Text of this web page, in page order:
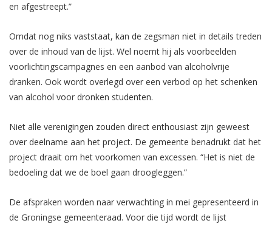
en afgestreept.”
Omdat nog niks vaststaat, kan de zegsman niet in details treden
over de inhoud van de lijst. Wel noemt hij als voorbeelden
voorlichtingscampagnes en een aanbod van alcoholvrije
dranken. Ook wordt overlegd over een verbod op het schenken
van alcohol voor dronken studenten.
Niet alle verenigingen zouden direct enthousiast zijn geweest
over deelname aan het project. De gemeente benadrukt dat het
project draait om het voorkomen van excessen. “Het is niet de
bedoeling dat we de boel gaan droogleggen.”
De afspraken worden naar verwachting in mei gepresenteerd in
de Groningse gemeenteraad. Voor die tijd wordt de lijst